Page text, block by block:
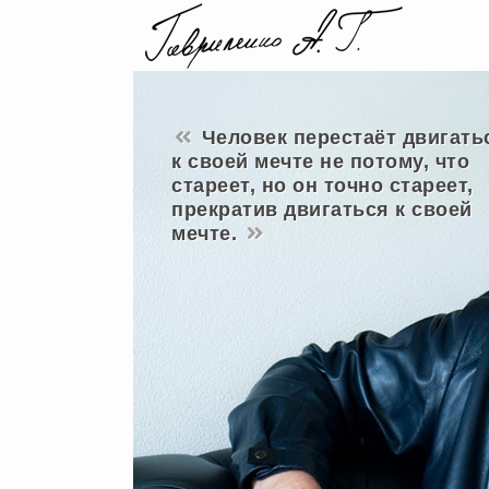
Человек перестаёт
к своей мечте не потому, что
стареет, но он точно стареет,
прекратив двигаться к своей
мечте.